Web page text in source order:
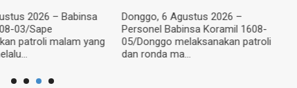
2026 – Babinsa
03/Sape
patroli malam yang
Donggo, 6 Agustus 2026 –
Personel Babinsa Koramil 1608-
05/Donggo melaksanakan patroli
dan ronda ma...